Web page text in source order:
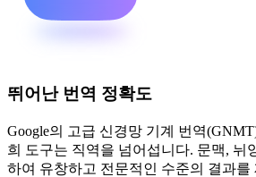
뛰어난 번역 정확도
Google의 고급 신경망 기계 번역
희 도구는 직역을 넘어섭니다. 문맥, 뉘
하여 유창하고 전문적인 수준의 결과를